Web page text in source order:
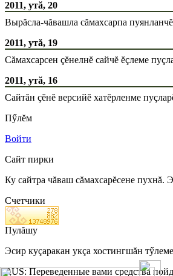
2011, утă, 20
Вырăсла-чăвашла сăмахсарпа
2011, утă, 19
Сăмахсарсен çĕнелнĕ сайчĕ ĕçлеме
2011, утă, 16
Сайтăн çĕнĕ версийĕ хатĕрленме
Пӳлĕм
Войти
Сайт пирки
Ку сайтра чăваш сăмахсарĕсене пухнă.
Счетчики
Пулăшу
Эсир куçаракан укçа хостингшăн
RUS: Переведенные вами средства